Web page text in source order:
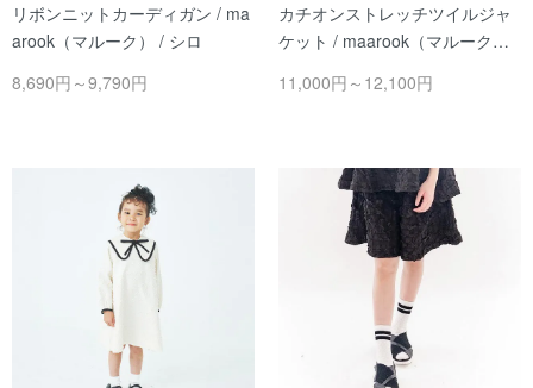
リボンニットカーディガン / ma
arook（マルーク） / シロ
8,690円～9,790円
カチオンストレッチツイルジャ
ケット / maarook（マルーク） /
11,000円～12,100円